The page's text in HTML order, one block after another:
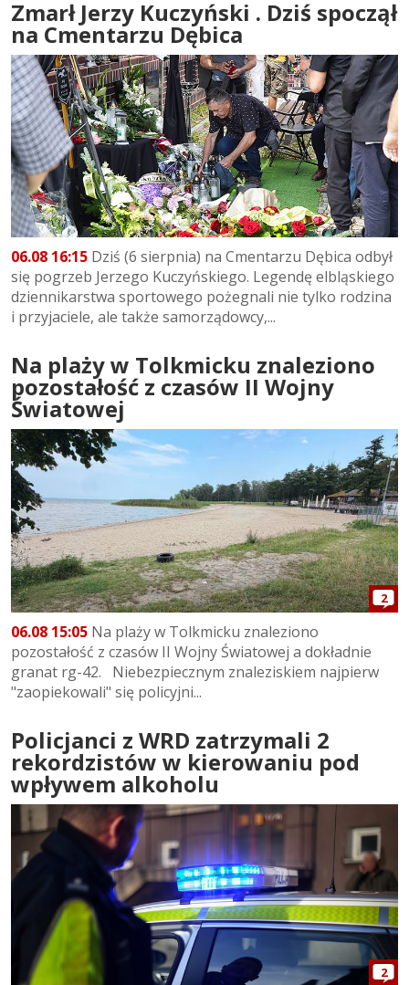
Zmarł Jerzy Kuczyński . Dziś spoczął
na Cmentarzu Dębica
06.08 16:15 Dziś (6 sierpnia) na Cmentarzu Dębica odbył
się pogrzeb Jerzego Kuczyńskiego. Legendę elbląskiego
dziennikarstwa sportowego pożegnali nie tylko rodzina
i przyjaciele, ale także samorządowcy,...
Na plaży w Tolkmicku znaleziono
pozostałość z czasów II Wojny
Światowej
2
06.08 15:05 Na plaży w Tolkmicku znaleziono
pozostałość z czasów II Wojny Światowej a dokładnie
granat rg-42. Niebezpiecznym znaleziskiem najpierw
"zaopiekowali" się policyjni...
Policjanci z WRD zatrzymali 2
rekordzistów w kierowaniu pod
wpływem alkoholu
2